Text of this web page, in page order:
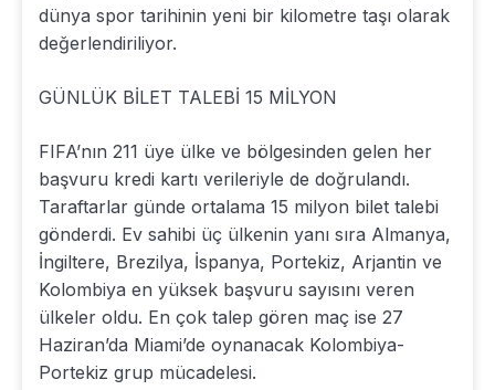
dünya spor tarihinin yeni bir kilometre taşı olarak
değerlendiriliyor.
GÜNLÜK BİLET TALEBİ 15 MİLYON
FIFA’nın 211 üye ülke ve bölgesinden gelen her
başvuru kredi kartı verileriyle de doğrulandı.
Taraftarlar günde ortalama 15 milyon bilet talebi
gönderdi. Ev sahibi üç ülkenin yanı sıra Almanya,
İngiltere, Brezilya, İspanya, Portekiz, Arjantin ve
Kolombiya en yüksek başvuru sayısını veren
ülkeler oldu. En çok talep gören maç ise 27
Haziran’da Miami’de oynanacak Kolombiya-
Portekiz grup mücadelesi.